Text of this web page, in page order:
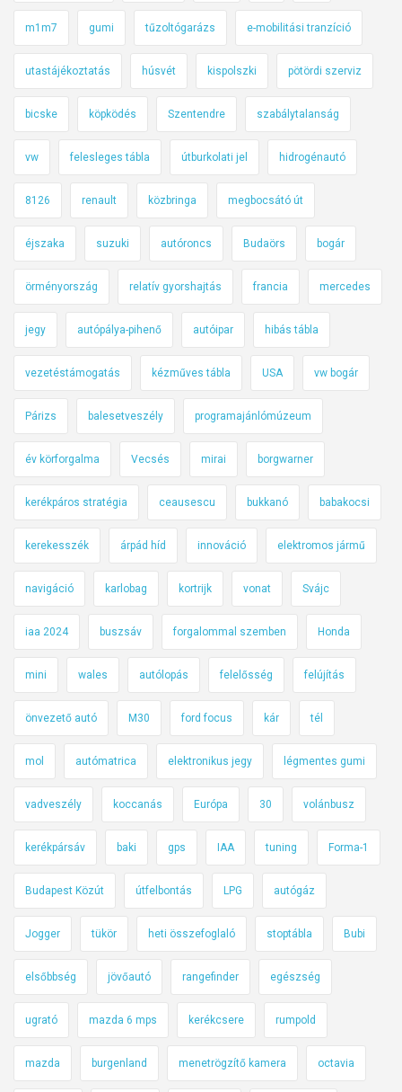
m1m7 gumi tűzoltógarázs e-mobilitási tranzíció
utastájékoztatás húsvét kispolszki pötördi szerviz
bicske köpködés Szentendre szabálytalanság
vw felesleges tábla útburkolati jel hidrogénautó
8126 renault közbringa megbocsátó út
éjszaka suzuki autóroncs Budaörs bogár
örményország relatív gyorshajtás francia mercedes
jegy autópálya-pihenő autóipar hibás tábla
vezetéstámogatás kézműves tábla USA vw bogár
Párizs balesetveszély programajánlómúzeum
év körforgalma Vecsés mirai borgwarner
kerékpáros stratégia ceausescu bukkanó babakocsi
kerekesszék árpád híd innováció elektromos jármű
navigáció karlobag kortrijk vonat Svájc
iaa 2024 buszsáv forgalommal szemben Honda
mini wales autólopás felelősség felújítás
önvezető autó M30 ford focus kár tél
mol autómatrica elektronikus jegy légmentes gumi
vadveszély koccanás Európa 30 volánbusz
kerékpársáv baki gps IAA tuning Forma-1
Budapest Közút útfelbontás LPG autógáz
Jogger tükör heti összefoglaló stoptábla Bubi
elsőbbség jövőautó rangefinder egészség
ugrató mazda 6 mps kerékcsere rumpold
mazda burgenland menetrögzítő kamera octavia